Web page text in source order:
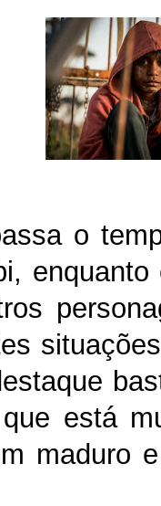
o
está
maduro